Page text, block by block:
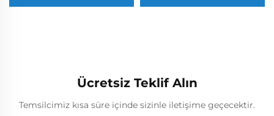
Ücretsiz Teklif Alın
Temsilcimiz kısa süre içinde sizinle iletişime geçecektir.